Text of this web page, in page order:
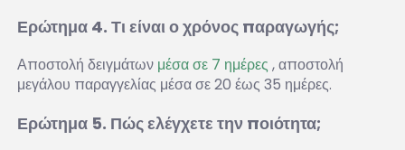
Ερώτημα 4. Τι είναι ο χρόνος παραγωγής;
Αποστολή δειγμάτων μέσα σε 7 ημέρες , αποστολή
μεγάλου παραγγελίας μέσα σε 20 έως 35 ημέρες.
Ερώτημα 5. Πώς ελέγχετε την ποιότητα;